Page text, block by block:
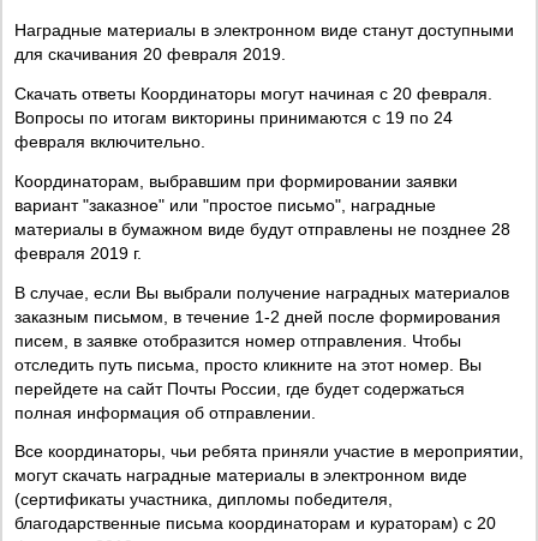
Наградные материалы в электронном виде станут доступными
для скачивания 20 февраля 2019.
Скачать ответы Координаторы могут начиная с 20 февраля.
Вопросы по итогам викторины принимаются с 19 по 24
февраля включительно.
Координаторам, выбравшим при формировании заявки
вариант "заказное" или "простое письмо", наградные
материалы в бумажном виде будут отправлены не позднее 28
февраля 2019 г.
В случае, если Вы выбрали получение наградных материалов
заказным письмом, в течение 1-2 дней после формирования
писем, в заявке отобразится номер отправления. Чтобы
отследить путь письма, просто кликните на этот номер. Вы
перейдете на сайт Почты России, где будет содержаться
полная информация об отправлении.
Все координаторы, чьи ребята приняли участие в мероприятии,
могут скачать наградные материалы в электронном виде
(сертификаты участника, дипломы победителя,
благодарственные письма координаторам и кураторам) с 20